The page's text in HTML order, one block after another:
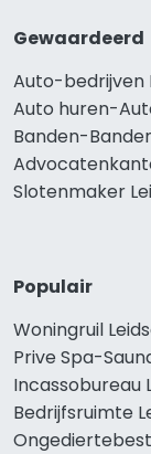
Gewaardeerd
Auto-bedrijven
Auto huren-
Banden-
Slotenmaker
Populair
Woningruil
Prive Spa-
Incassobureau
Bedrijfsruimte